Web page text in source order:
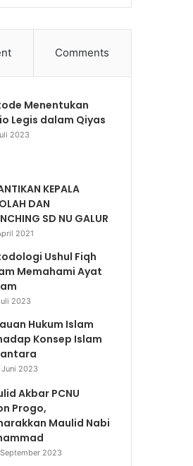
Comments
Menentukan
Legis dalam Qiyas
2023
KEPALA
DAN
SD NU GALUR
2021
Ushul Fiqh
Memahami Ayat
2023
Hukum Islam
Konsep Islam
Juni 2023
Akbar PCNU
Progo,
Maulid Nabi
2023